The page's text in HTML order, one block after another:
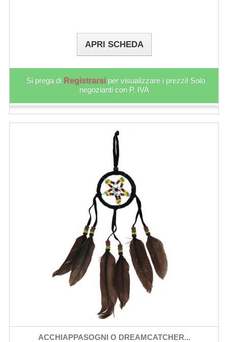
APRI SCHEDA
Si prega di Registrarsi per visualizzare i prezzi! Solo
negozianti con P. IVA
ACCHIAPPASOGNI O DREAMCATCHER...